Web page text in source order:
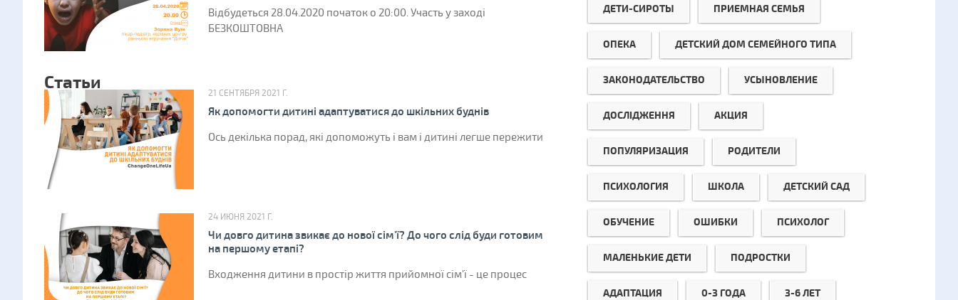
Відбудеться 28.04.2020 початок о 20:00. Участь у заході
БЕЗКОШТОВНА
Статьи
21 СЕНТЯБРЯ 2021 Г.
Як допомогти дитині адаптуватися до шкільних буднів
Ось декілька порад, які допоможуть і вам і дитині легше пережити
24 ИЮНЯ 2021 Г.
Чи довго дитина звикає до нової сім'ї? До чого слід буди готовим
на першому етапі?
Входження дитини в простір життя прийомної сім'ї - це процес
ДЕТИ-СИРОТЫ ПРИЕМНАЯ СЕМЬЯ
ОПЕКА ДЕТСКИЙ ДОМ СЕМЕЙНОГО ТИПА
ЗАКОНОДАТЕЛЬСТВО УСЫНОВЛЕНИЕ
ДОСЛІДЖЕННЯ АКЦИЯ
ПОПУЛЯРИЗАЦИЯ РОДИТЕЛИ
ПСИХОЛОГИЯ ШКОЛА ДЕТСКИЙ САД
ОБУЧЕНИЕ ОШИБКИ ПСИХОЛОГ
МАЛЕНЬКИЕ ДЕТИ ПОДРОСТКИ
АДАПТАЦИЯ 0-3 ГОДА 3-6 ЛЕТ